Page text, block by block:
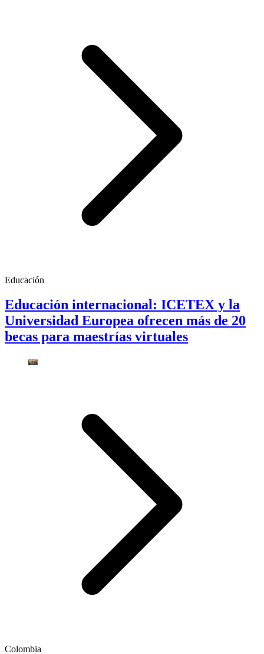
Educación
Educación internacional: ICETEX y la
Universidad Europea ofrecen más de 20
becas para maestrías virtuales
Colombia